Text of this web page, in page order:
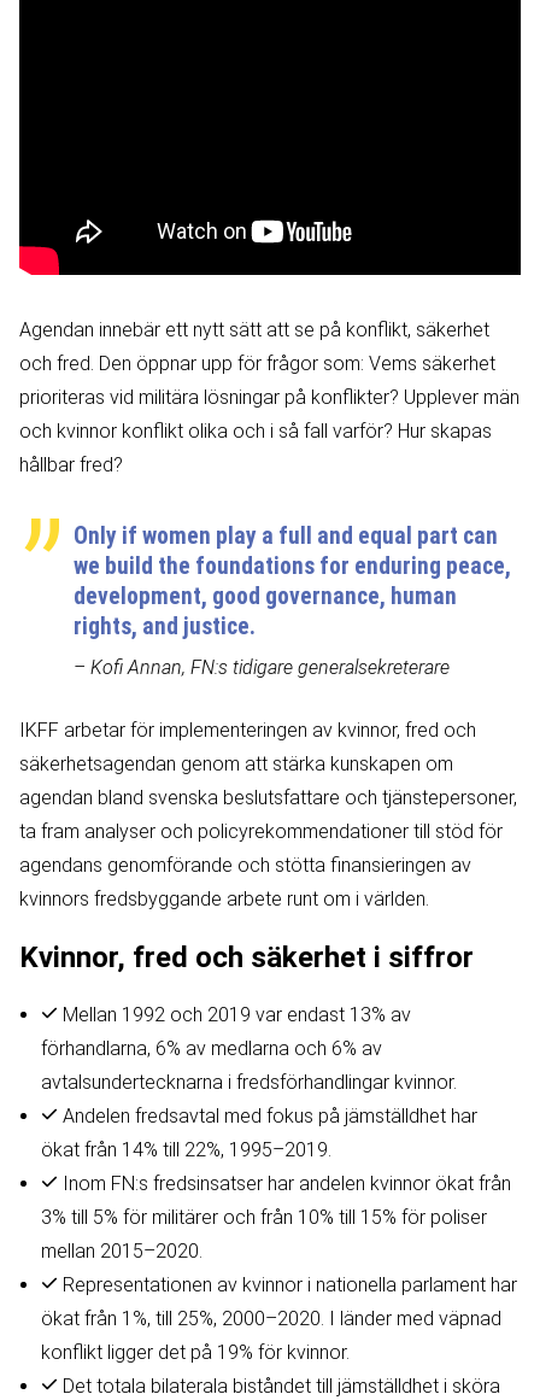
Agendan innebär ett nytt sätt att se på konflikt, säkerhet
och fred. Den öppnar upp för frågor som: Vems säkerhet
prioriteras vid militära lösningar på konflikter? Upplever män
och kvinnor konflikt olika och i så fall varför? Hur skapas
hållbar fred?
Only if women play a full and equal part can
we build the foundations for enduring peace,
development, good governance, human
rights, and justice.
– Kofi Annan, FN:s tidigare generalsekreterare
IKFF arbetar för implementeringen av kvinnor, fred och
säkerhetsagendan genom att stärka kunskapen om
agendan bland svenska beslutsfattare och tjänstepersoner,
ta fram analyser och policyrekommendationer till stöd för
agendans genomförande och stötta finansieringen av
kvinnors fredsbyggande arbete runt om i världen.
Kvinnor, fred och säkerhet i siffror
Mellan 1992 och 2019 var endast 13% av
förhandlarna, 6% av medlarna och 6% av
avtalsundertecknarna i fredsförhandlingar kvinnor.
Andelen fredsavtal med fokus på jämställdhet har
ökat från 14% till 22%, 1995–2019.
Inom FN:s fredsinsatser har andelen kvinnor ökat från
3% till 5% för militärer och från 10% till 15% för poliser
mellan 2015–2020.
Representationen av kvinnor i nationella parlament har
ökat från 1%, till 25%, 2000–2020. I länder med väpnad
konflikt ligger det på 19% för kvinnor.
Det totala bilaterala biståndet till jämställdhet i sköra